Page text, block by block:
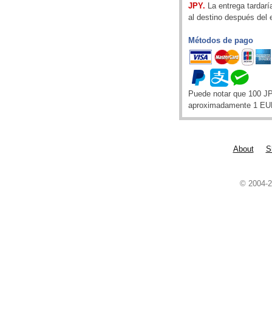
JPY. La entrega
al destino después del
Métodos de pago
Puede notar que 100
aproximadamente 1
About
© 2004-